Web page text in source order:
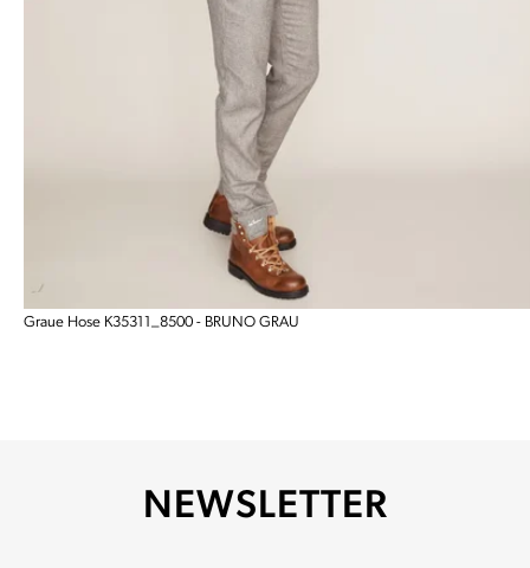
Graue Hose K35311_8500 - BRUNO GRAU
NEWSLETTER